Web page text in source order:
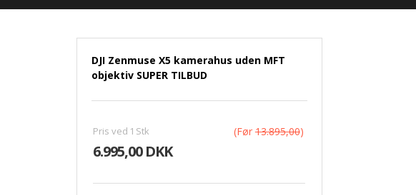
DJI Zenmuse X5 kamerahus uden MFT
objektiv SUPER TILBUD
Pris ved 1 Stk (Før13.895,00)
6.995,00 DKK